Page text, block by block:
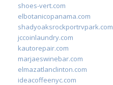
shoes-vert.com
elbotanicopanama.com
shadyoaksrockportrvpark.com
jccoinlaundry.com
kautorepair.com
marjaeswinebar.com
elmazatlanclinton.com
ideacoffeenyc.com